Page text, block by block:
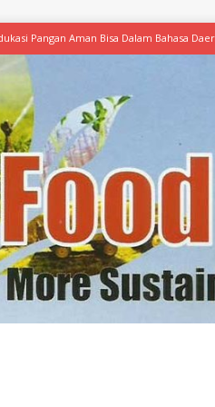
Pangan Aman Bisa Dalam Bahasa
Mulai Ekspansi, IKEA dan MSC Dukung
Free Versi Healthy Choice, Tepung Talas
Latih Olah Singkong, KKN Universitas
Makanan dengan McCormick, Ciptakan